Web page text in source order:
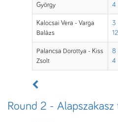
György 4
Kalocsai Vera - Varga
Balázs
3
12
Palancsa Dorottya - Kiss
Zsolt
8
4
Round 2 -